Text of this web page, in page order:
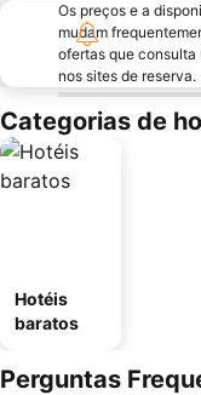
Os preços e a
mudam
ofertas que consulta
nos sites de reserva.
Categorias de
Hotéis
baratos
Perguntas